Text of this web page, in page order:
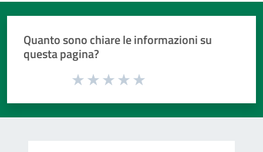
Quanto sono chiare le informazioni su
questa pagina?
Valuta da 1 a 5 stelle la pagina